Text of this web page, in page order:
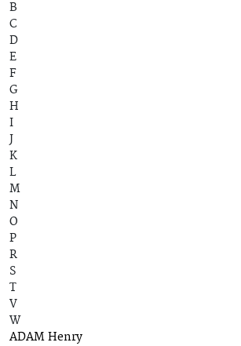
B
C
D
E
F
G
H
I
J
K
L
M
N
O
P
R
S
T
V
W
ADAM Henry